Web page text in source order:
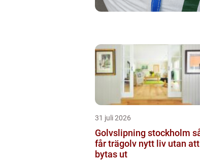
31 juli 2026
Golvslipning stockholm så
får trägolv nytt liv utan att
bytas ut